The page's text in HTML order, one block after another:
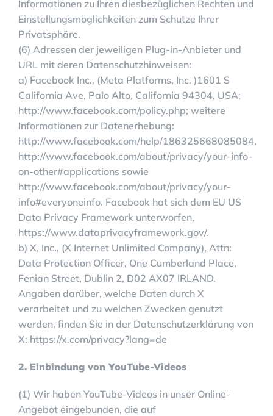
Informationen zu Ihren diesbezüglichen Rechten und
Einstellungsmöglichkeiten zum Schutze Ihrer
Privatsphäre.
(6) Adressen der jeweiligen Plug-in-Anbieter und
URL mit deren Datenschutzhinweisen:
a) Facebook Inc., (Meta Platforms, Inc. )1601 S
California Ave, Palo Alto, California 94304, USA;
http://www.facebook.com/policy.php; weitere
Informationen zur Datenerhebung:
http://www.facebook.com/help/186325668085084,
http://www.facebook.com/about/privacy/your-info-
on-other#applications sowie
http://www.facebook.com/about/privacy/your-
info#everyoneinfo. Facebook hat sich dem EU US
Data Privacy Framework unterworfen,
https://www.dataprivacyframework.gov/.
b) X, Inc., (X Internet Unlimited Company), Attn:
Data Protection Officer, One Cumberland Place,
Fenian Street, Dublin 2, D02 AX07 IRLAND.
Angaben darüber, welche Daten durch X
verarbeitet und zu welchen Zwecken genutzt
werden, finden Sie in der Datenschutzerklärung von
X: https://x.com/privacy?lang=de
2. Einbindung von YouTube-Videos
(1) Wir haben YouTube-Videos in unser Online-
Angebot eingebunden, die auf